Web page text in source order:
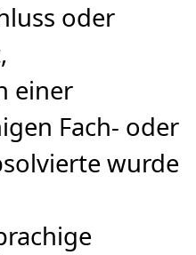
oder
einer
Fach- oder
wurde